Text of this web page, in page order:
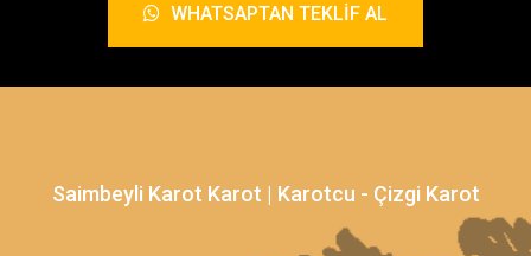
WHATSAPTAN TEKLIF AL
Saimbeyli Karot Karot | Karotcu - Çizgi Karot